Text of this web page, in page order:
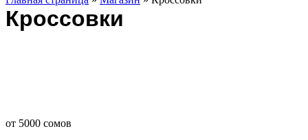
Кроссовки
от 5000 сомов